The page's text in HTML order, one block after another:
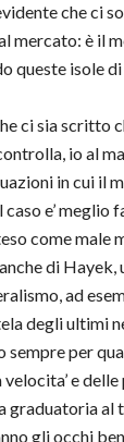
che ci
mercato: è il
queste isole
ci sia scritto
io al
in cui il
caso e’ meglio
come male
di Hayek,
ad
degli ultimi
sempre per
e
graduatoria
gli occhi